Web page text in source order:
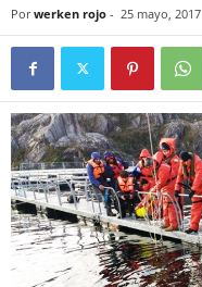
Por werken rojo - 25 mayo, 2017